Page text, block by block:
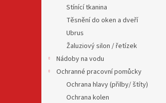
Stínící tkanina
Těsnění do oken a dveří
Ubrus
Žaluziový silon / řetízek
Nádoby na vodu
Ochranné pracovní pomůcky
Ochrana hlavy (přilby/ štíty)
Ochrana kolen